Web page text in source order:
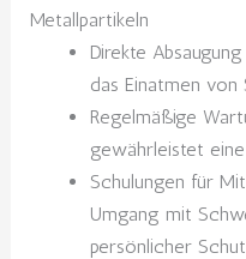
Metallpartikeln
Direkte
das Einatmen von
Regelmäßige
gewährleistet
Schulungen für
Umgang mit
persönlicher